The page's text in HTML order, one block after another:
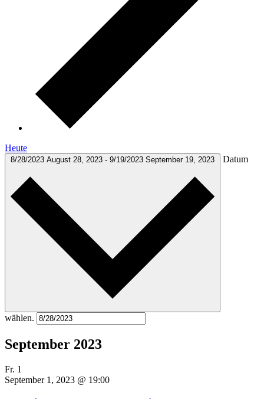
Heute
8/28/2023 August 28, 2023 - 9/19/2023 September 19, 2023 Datum
wählen.
September 2023
Fr. 1
September 1, 2023 @ 19:00